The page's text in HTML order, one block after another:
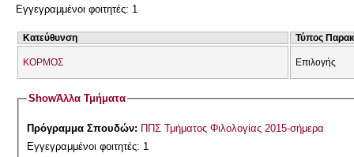
Εγγεγραμμένοι φοιτητές: 1
Κατεύθυνση Τύπος
ΚΟΡΜΟΣ Επιλογής
ShowΆλλα Τμήματα
Πρόγραμμα Σπουδών: ΠΠΣ Τμήματος Φιλολογίας 2015-σήμερα
Εγγεγραμμένοι φοιτητές: 1